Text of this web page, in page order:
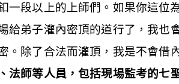
段以上的上師們。如果你這位
給弟子灌內密頂的道行了，我也
。除了合法而灌頂，我是不會借
法師等人員，包括現場監考的七